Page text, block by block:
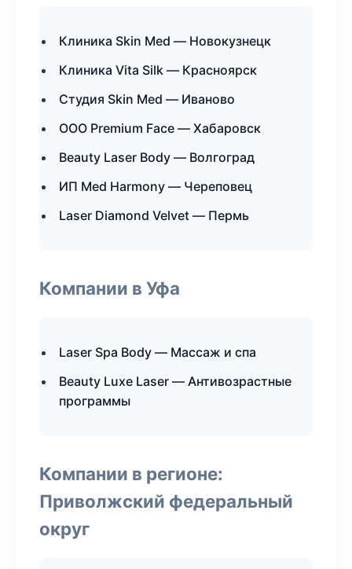
Клиника Skin Med — Новокузнецк
Клиника Vita Silk — Красноярск
Студия Skin Med — Иваново
ООО Premium Face — Хабаровск
Beauty Laser Body — Волгоград
ИП Med Harmony — Череповец
Laser Diamond Velvet — Пермь
Компании в Уфа
Laser Spa Body — Массаж и спа
Beauty Luxe Laser — Антивозрастные
программы
Компании в регионе:
Приволжский федеральный
округ